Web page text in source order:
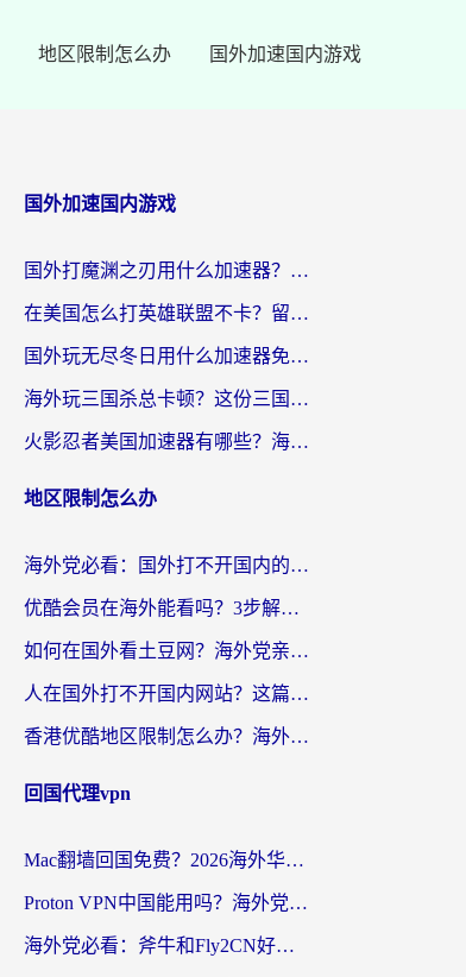
地区限制怎么办 国外加速国内游戏
国外加速国内游戏
国外打魔渊之刃用什么加速器？2026海外玩家国服游戏加速全攻略（附闪耀暖暖&复苏的魔女避坑指南）
在美国怎么打英雄联盟不卡？留学生亲测的国服游戏加速全攻略
国外玩无尽冬日用什么加速器免费？海外党国服游戏加速避坑指南
海外玩三国杀总卡顿？这份三国杀游戏加速器指南帮你告别延迟烦恼
火影忍者美国加速器有哪些？海外党亲测的国服游戏加速全攻略（含菲律宾玩三国之刃守望黎明技巧）
地区限制怎么办
海外党必看：国外打不开国内的app怎么办？3步解决你的乡愁
优酷会员在海外能看吗？3步解决海外追剧难题，附实测好用加速器推荐
如何在国外看土豆网？海外党亲测有效的追剧加速器选择指南
人在国外打不开国内网站？这篇攻略帮你无缝解锁国内资源（附交管12123使用技巧）
香港优酷地区限制怎么办？海外党亲测有效的追剧解决方案
回国代理vpn
Mac翻墙回国免费？2026海外华人亲测：从CCTV5直播到国内APP，这样选加速器才靠谱
Proton VPN中国能用吗？海外党选回国加速器的避坑指南（附番茄加速器实测）
海外党必看：斧牛和Fly2CN好用吗？3招教你选对回国加速器（附免费试用攻略）